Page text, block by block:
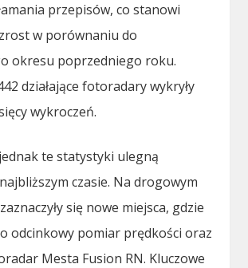
przepisów, co stanowi
w porównaniu do
okresu poprzedniego roku.
działające fotoradary wykryły
wykroczeń.
te statystyki ulegną
czasie. Na drogowym
się nowe miejsca, gdzie
odcinkowy pomiar prędkości oraz
Mesta Fusion RN. Kluczowe